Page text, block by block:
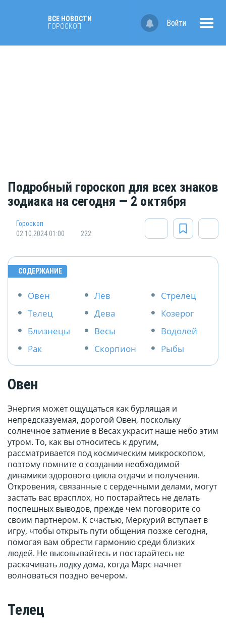
ВСЕ НОВОСТИ
ГОРОСКОП
Войти
Подробный гороскоп для всех знаков
зодиака на сегодня — 2 октября
Гороскоп
02.10.2024 01:00
222
СОДЕРЖАНИЕ
Овен
Телец
Близнецы
Рак
Лев
Дева
Весы
Скорпион
Стрелец
Козерог
Водолей
Рыбы
Овен
Энергия может ощущаться как бурлящая и
непредсказуемая, дорогой Овен, поскольку
солнечное затмение в Весах украсит наше небо этим
утром. То, как вы относитесь к другим,
рассматривается под космическим микроскопом,
поэтому помните о создании необходимой
динамики здорового цикла отдачи и получения.
Откровения, связанные с сердечными делами, могут
застать вас врасплох, но постарайтесь не делать
поспешных выводов, прежде чем поговорите со
своим партнером. К счастью, Меркурий вступает в
игру, чтобы открыть пути общения позже сегодня,
помогая вам обрести гармонию среди близких
людей. Не высовывайтесь и постарайтесь не
раскачивать лодку дома, когда Марс начнет
волноваться поздно вечером.
Телец